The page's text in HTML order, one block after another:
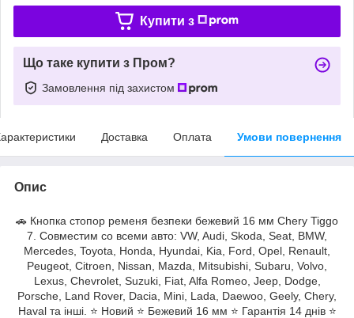
Купити з
Що таке купити з Пром?
Замовлення під захистом
Доставка Оплата Умови повернення
Опис
🚗 Кнопка стопор ременя безпеки бежевий 16 мм Chery Tiggo
7. Совместим со всеми авто: VW, Audi, Skoda, Seat, BMW,
Mercedes, Toyota, Honda, Hyundai, Kia, Ford, Opel, Renault,
Peugeot, Citroen, Nissan, Mazda, Mitsubishi, Subaru, Volvo,
Lexus, Chevrolet, Suzuki, Fiat, Alfa Romeo, Jeep, Dodge,
Porsche, Land Rover, Dacia, Mini, Lada, Daewoo, Geely, Chery,
Haval та інші. ⭐ Новий ⭐ Бежевий 16 мм ⭐ Гарантія 14 днів ⭐